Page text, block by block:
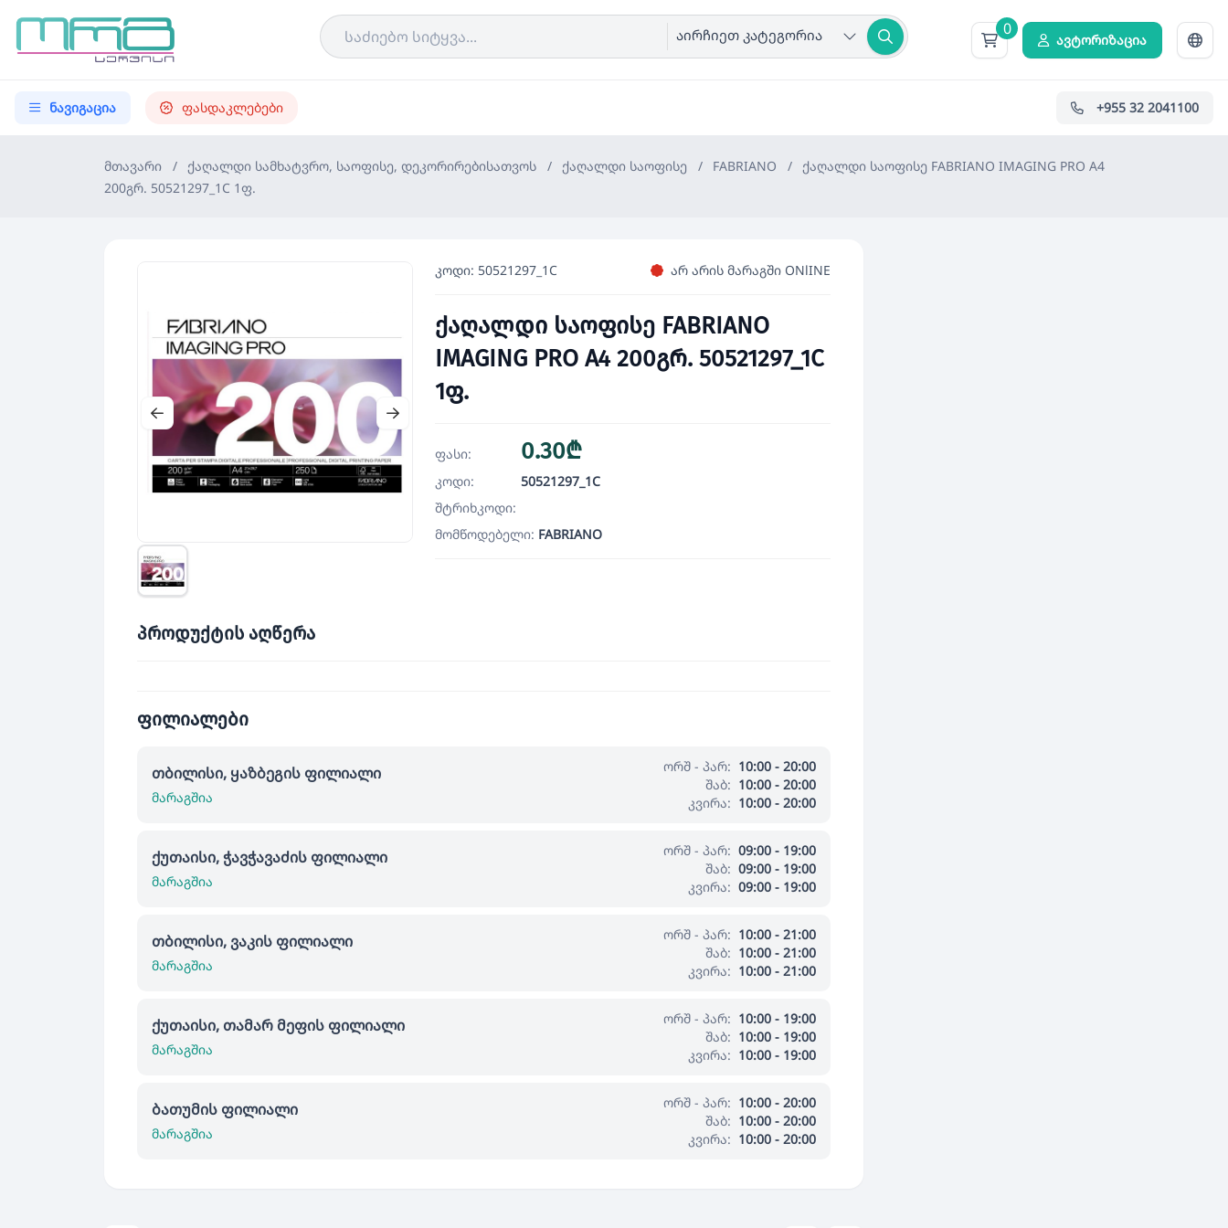
აირჩიეთ კატეგორია 0
ავტორიზაცია
ნავიგაცია ფასდაკლებები +955 32 2041100
მთავარი / ქაღალდი სამხატვრო, საოფისე, დეკორირებისათვოს / ქაღალდი საოფისე / FABRIANO /
ქაღალდი საოფისე FABRIANO IMAGING PRO A4
200გრ. 50521297_1C 1ფ.
კოდი: 50521297_1C არ არის მარაგში ONlINE
ქაღალდი საოფისე FABRIANO
IMAGING PRO A4 200გრ. 50521297_1C
1ფ.
ფასი: 0.30₾
კოდი:
50521297_1C
შტრიხკოდი:
მომწოდებელი: FABRIANO
პროდუქტის აღწერა
ფილიალები
თბილისი, ყაზბეგის ფილიალი
მარაგშია
ორშ - პარ: 10:00 - 20:00
შაბ: 10:00 - 20:00
კვირა: 10:00 - 20:00
ქუთაისი, ჭავჭავაძის ფილიალი
მარაგშია
ორშ - პარ: 09:00 - 19:00
შაბ: 09:00 - 19:00
კვირა: 09:00 - 19:00
თბილისი, ვაკის ფილიალი
მარაგშია
ორშ - პარ: 10:00 - 21:00
შაბ: 10:00 - 21:00
კვირა: 10:00 - 21:00
ქუთაისი, თამარ მეფის ფილიალი
მარაგშია
ორშ - პარ: 10:00 - 19:00
შაბ: 10:00 - 19:00
კვირა: 10:00 - 19:00
ბათუმის ფილიალი
მარაგშია
ორშ - პარ: 10:00 - 20:00
შაბ: 10:00 - 20:00
კვირა: 10:00 - 20:00